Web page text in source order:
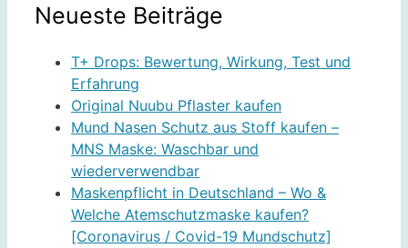
Neueste Beiträge
T+ Drops: Bewertung, Wirkung, Test und
Erfahrung
Original Nuubu Pflaster kaufen
Mund Nasen Schutz aus Stoff kaufen –
MNS Maske: Waschbar und
wiederverwendbar
Maskenpflicht in Deutschland – Wo &
Welche Atemschutzmaske kaufen?
[Coronavirus / Covid-19 Mundschutz]